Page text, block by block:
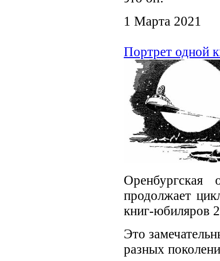
1 Марта 2021
Портрет одной
продолжает
книг-юбиляров
Это
разных